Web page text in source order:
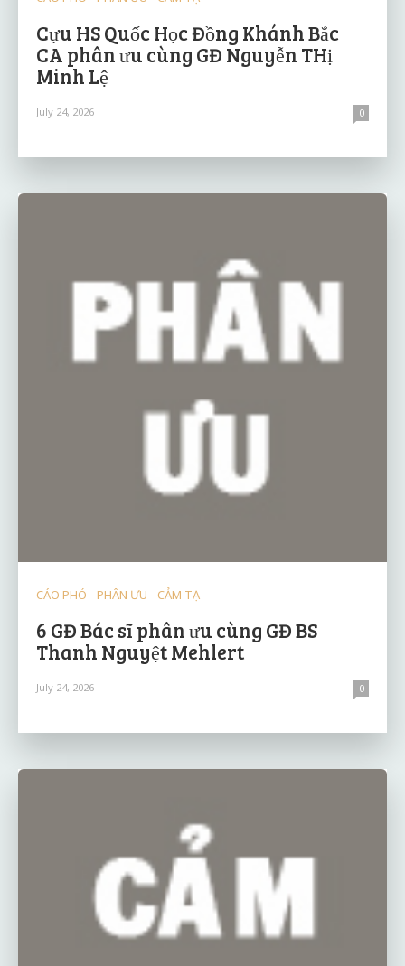
Cựu HS Quốc Học Đồng Khánh Bắc
CA phân ưu cùng GĐ Nguyễn THị
Minh Lệ
July 24, 2026 0
CÁO PHÓ - PHÂN ƯU - CẢM TẠ
6 GĐ Bác sĩ phân ưu cùng GĐ BS
Thanh Nguyệt Mehlert
July 24, 2026 0